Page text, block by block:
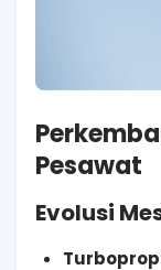
Pesawat
Evolusi